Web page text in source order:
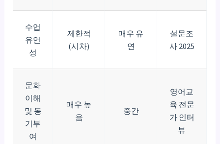
수업
유연
성
제한적
(시차)
매우 유
연
설문조
사 2025
문화
이해
및 동
기부
여
매우 높
음
중간
영어교
육 전문
가 인터
뷰